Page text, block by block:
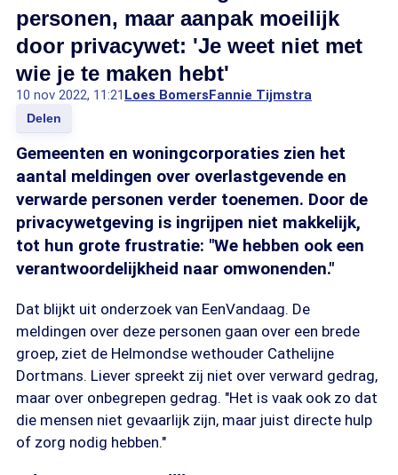
personen, maar aanpak moeilijk
door privacywet: 'Je weet niet met
wie je te maken hebt'
10 nov 2022, 11:21 Loes BomersFannie Tijmstra
Delen
Gemeenten en woningcorporaties zien het
aantal meldingen over overlastgevende en
verwarde personen verder toenemen. Door de
privacywetgeving is ingrijpen niet makkelijk,
tot hun grote frustratie: "We hebben ook een
verantwoordelijkheid naar omwonenden."
Dat blijkt uit onderzoek van EenVandaag. De
meldingen over deze personen gaan over een brede
groep, ziet de Helmondse wethouder Cathelijne
Dortmans. Liever spreekt zij niet over verward gedrag,
maar over onbegrepen gedrag. "Het is vaak ook zo dat
die mensen niet gevaarlijk zijn, maar juist directe hulp
of zorg nodig hebben."